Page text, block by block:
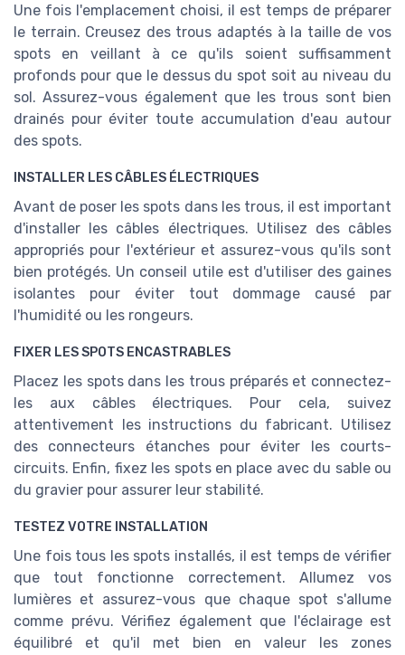
Une fois l'emplacement choisi, il est temps de préparer
le terrain. Creusez des trous adaptés à la taille de vos
spots en veillant à ce qu'ils soient suffisamment
profonds pour que le dessus du spot soit au niveau du
sol. Assurez-vous également que les trous sont bien
drainés pour éviter toute accumulation d'eau autour
des spots.
INSTALLER LES CÂBLES ÉLECTRIQUES
Avant de poser les spots dans les trous, il est important
d'installer les câbles électriques. Utilisez des câbles
appropriés pour l'extérieur et assurez-vous qu'ils sont
bien protégés. Un conseil utile est d'utiliser des gaines
isolantes pour éviter tout dommage causé par
l'humidité ou les rongeurs.
FIXER LES SPOTS ENCASTRABLES
Placez les spots dans les trous préparés et connectez-
les aux câbles électriques. Pour cela, suivez
attentivement les instructions du fabricant. Utilisez
des connecteurs étanches pour éviter les courts-
circuits. Enfin, fixez les spots en place avec du sable ou
du gravier pour assurer leur stabilité.
TESTEZ VOTRE INSTALLATION
Une fois tous les spots installés, il est temps de vérifier
que tout fonctionne correctement. Allumez vos
lumières et assurez-vous que chaque spot s'allume
comme prévu. Vérifiez également que l'éclairage est
équilibré et qu'il met bien en valeur les zones